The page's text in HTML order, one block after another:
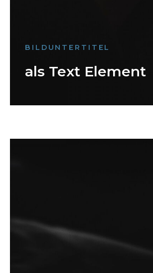
BILDUNTERTITEL
als Text Element